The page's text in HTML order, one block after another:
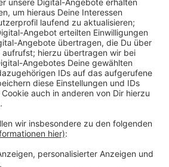
Bezuschussung der Stadt nicht
sollen die Arbeiten auch um die
des Daches erweitert werden. Die
deshalb jetzt insgesamt rund
ein Viertel davon übernimmt
muss der Stadtrat im
Links zum Thema: